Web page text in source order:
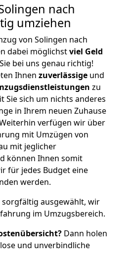
nach
umziehen
von Solingen nach
dabei möglichstviel Geld
bei uns genau richtig!
Ihnen zuverlässige und
zu
Sie sich um nichts anderes
in Ihrem neuen Zuhause
verfügen wir über
mit Umzügen von
mit jeglicher
können Ihnen somit
für jedes Budget eine
werden.
sorgfältig ausgewählt, wir
im Umzugsbereich.
Dann holen
und unverbindliche